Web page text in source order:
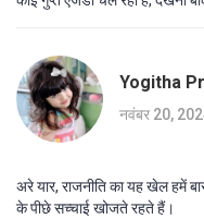
Yogitha
नवंबर 20,
अरे यार, राजनीति का यह खेल हमें
के पीछे सच्चाई खोजते रहते हैं।